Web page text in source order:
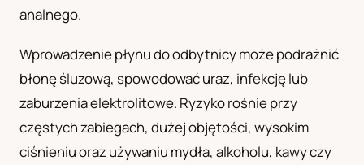
analnego.
Wprowadzenie płynu do odbytnicy może podrażnić
błonę śluzową, spowodować uraz, infekcję lub
zaburzenia elektrolitowe. Ryzyko rośnie przy
częstych zabiegach, dużej objętości, wysokim
ciśnieniu oraz używaniu mydła, alkoholu, kawy czy